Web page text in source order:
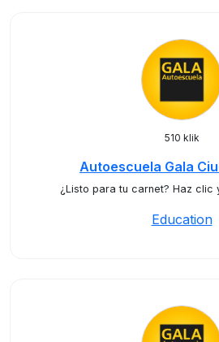
510 klik
Autoescuela Gala
¿Listo para tu carnet? Haz clic
Education